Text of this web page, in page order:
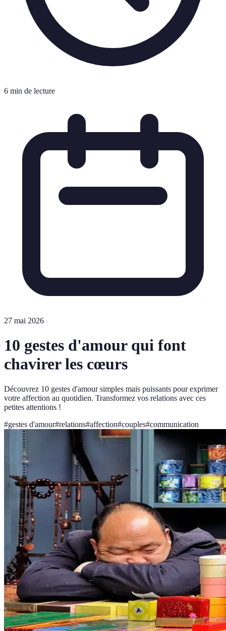
6 min de lecture
27 mai 2026
10 gestes d'amour qui font
chavirer les cœurs
Découvrez 10 gestes d'amour simples mais puissants pour exprimer
votre affection au quotidien. Transformez vos relations avec ces
petites attentions !
#gestes d'amour#relations#affection#couples#communication